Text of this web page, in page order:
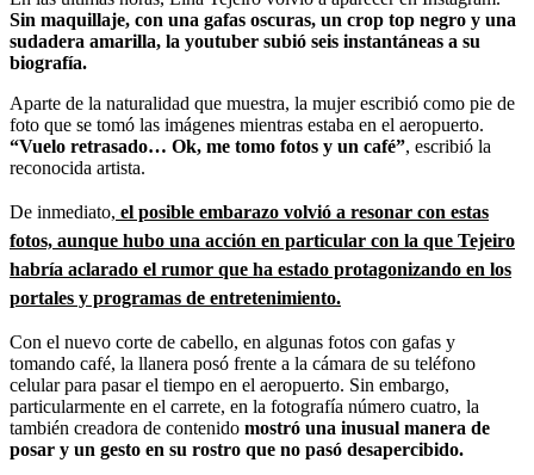
Sin maquillaje, con una gafas oscuras, un crop top negro y una
sudadera amarilla, la youtuber subió seis instantáneas a su
biografía.
Aparte de la naturalidad que muestra, la mujer escribió como pie de
foto que se tomó las imágenes mientras estaba en el aeropuerto.
“Vuelo retrasado… Ok, me tomo fotos y un café”, escribió la
reconocida artista.
De inmediato, el posible embarazo volvió a resonar con estas
fotos, aunque hubo una acción en particular con la que Tejeiro
habría aclarado el rumor que ha estado protagonizando en los
portales y programas de entretenimiento.
Con el nuevo corte de cabello, en algunas fotos con gafas y
tomando café, la llanera posó frente a la cámara de su teléfono
celular para pasar el tiempo en el aeropuerto. Sin embargo,
particularmente en el carrete, en la fotografía número cuatro, la
también creadora de contenido mostró una inusual manera de
posar y un gesto en su rostro que no pasó desapercibido.